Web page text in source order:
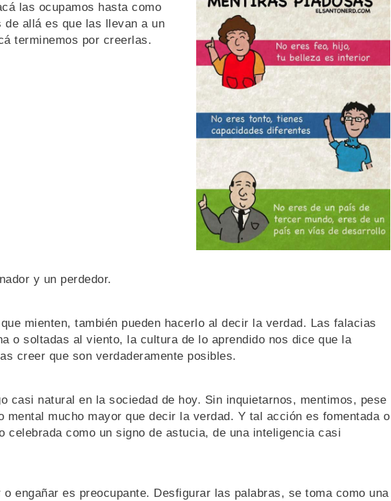
las ocupamos hasta como
allá es que las llevan a un
terminemos por creerlas.
y un perdedor.
mienten, también pueden hacerlo al decir la verdad. Las falacias
o soltadas al viento, la cultura de lo aprendido nos dice que la
creer que son verdaderamente posibles.
casi natural en la sociedad de hoy. Sin inquietarnos, mentimos, pese
mental mucho mayor que decir la verdad. Y tal acción es fomentada o
celebrada como un signo de astucia, de una inteligencia casi
engañar es preocupante. Desfigurar las palabras, se toma como una